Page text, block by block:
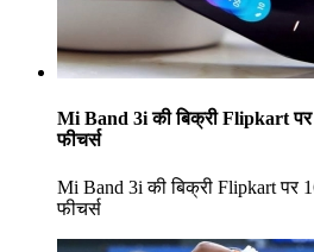
Mi Band 3i की बिक्री Flipkart
फीचर्स
Mi Band 3i की बिक्री Flipkart
फीचर्स